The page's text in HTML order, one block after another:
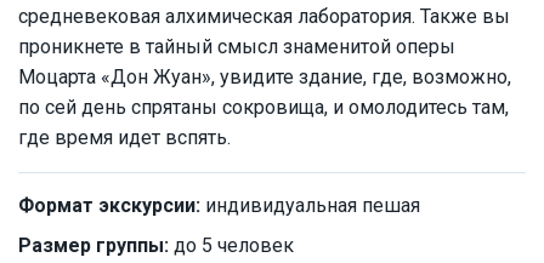
средневековая алхимическая лаборатория. Также вы
проникнете в тайный смысл знаменитой оперы
Моцарта «Дон Жуан», увидите здание, где, возможно,
по сей день спрятаны сокровища, и омолодитесь там,
где время идет вспять.
Формат экскурсии: индивидуальная пешая
Размер группы: до 5 человек